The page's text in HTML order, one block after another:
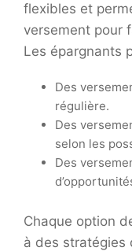
flexibles et
versement pour
Les épargnants
Des
régulière.
Des
selon les
Des
Chaque option
à des stratégies